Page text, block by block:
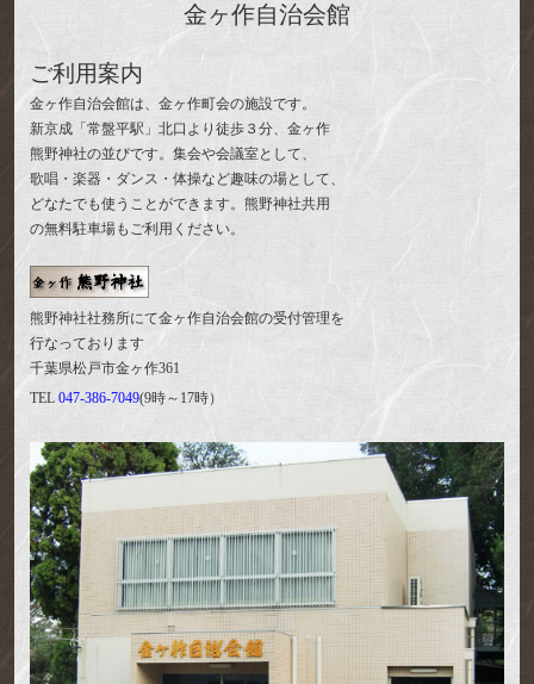
金ヶ作自治会館
ご利用案内
金ヶ作自治会館は、金ヶ作町会の施設です。
新京成「常盤平駅」北口より徒歩３分、金ヶ作
熊野神社の並びです。集会や会議室として、
歌唱・楽器・ダンス・体操など趣味の場として、
どなたでも使うことができます。熊野神社共用
の無料駐車場もご利用ください。
熊野神社社務所にて金ヶ作自治会館の受付管理を
行なっております
千葉県松戸市金ヶ作361
TEL 047-386-7049(9時～17時）